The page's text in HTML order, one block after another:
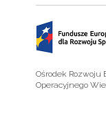
Ośrodek
Operacyjnego